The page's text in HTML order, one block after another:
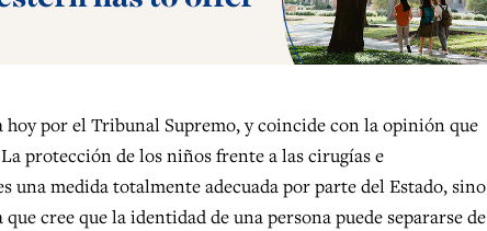
hoy por el Tribunal Supremo, y coincide con la opinión que
protección de los niños frente a las cirugías e
medida totalmente adecuada por parte del Estado, sino
cree que la identidad de una persona puede separarse de